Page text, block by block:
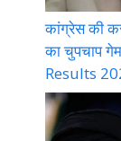
कांग्रेस की
का चुपचाप
Results